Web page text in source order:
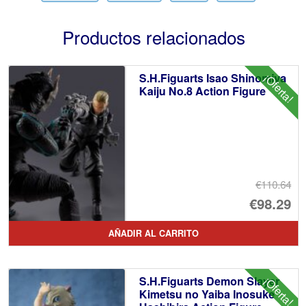
Productos relacionados
¡Oferta!
S.H.Figuarts Isao Shinomiya
Kaiju No.8 Action Figure
€110.64
El
€98.29
El
AÑADIR AL CARRITO
¡Oferta!
S.H.Figuarts Demon Slayer
Kimetsu no Yaiba Inosuke